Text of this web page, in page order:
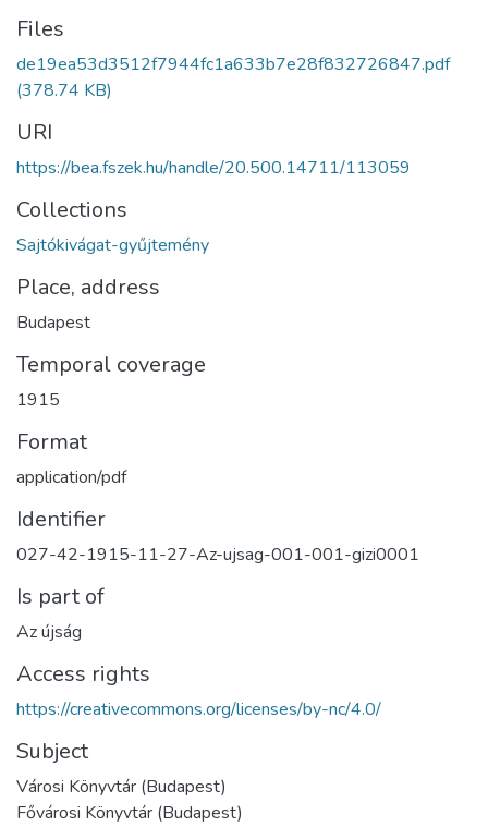
Files
de19ea53d3512f7944fc1a633b7e28f832726847.pdf
(378.74 KB)
URI
https://bea.fszek.hu/handle/20.500.14711/113059
Collections
Sajtókivágat-gyűjtemény
Place, address
Budapest
Temporal coverage
1915
Format
application/pdf
Identifier
027-42-1915-11-27-Az-ujsag-001-001-gizi0001
Is part of
Az újság
Access rights
https://creativecommons.org/licenses/by-nc/4.0/
Subject
Városi Könyvtár (Budapest)
Fővárosi Könyvtár (Budapest)